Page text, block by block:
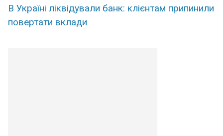
В Україні ліквідували банк: клієнтам припинили
повертати вклади